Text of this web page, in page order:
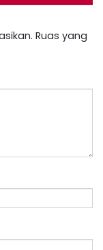
Ruas yang